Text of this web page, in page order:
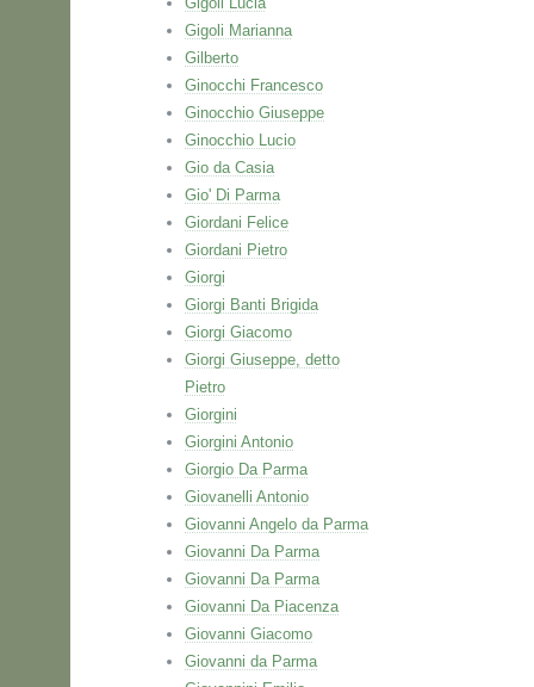
Gigoli Marianna
Gilberto
Ginocchi Francesco
Ginocchio Giuseppe
Ginocchio Lucio
Gio da Casia
Gio' Di Parma
Giordani Felice
Giordani Pietro
Giorgi
Giorgi Banti Brigida
Giorgi Giacomo
Giorgi Giuseppe, detto
Pietro
Giorgini
Giorgini Antonio
Giorgio Da Parma
Giovanelli Antonio
Giovanni Angelo da Parma
Giovanni Da Parma
Giovanni Da Parma
Giovanni Da Piacenza
Giovanni Giacomo
Giovanni da Parma